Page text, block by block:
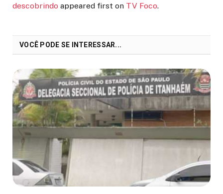
descobrindo appeared first on TV Foco.
VOCÊ PODE SE INTERESSAR...